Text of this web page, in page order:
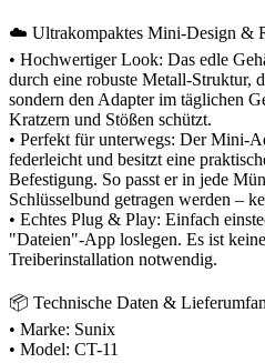
☁️ Ultrakompaktes Mini-Design &
• Hochwertiger Look: Das edle
durch eine robuste Metall-Struktur,
sondern den Adapter im täglichen
Kratzern und Stößen schützt.
• Perfekt für unterwegs: Der Mini-
federleicht und besitzt eine
Befestigung. So passt er in jede
Schlüsselbund getragen werden –
• Echtes Plug & Play: Einfach
"Dateien"-App loslegen. Es ist
Treiberinstallation notwendig.
📦 Technische Daten &
• Marke: Sunix
• Model: CT-11